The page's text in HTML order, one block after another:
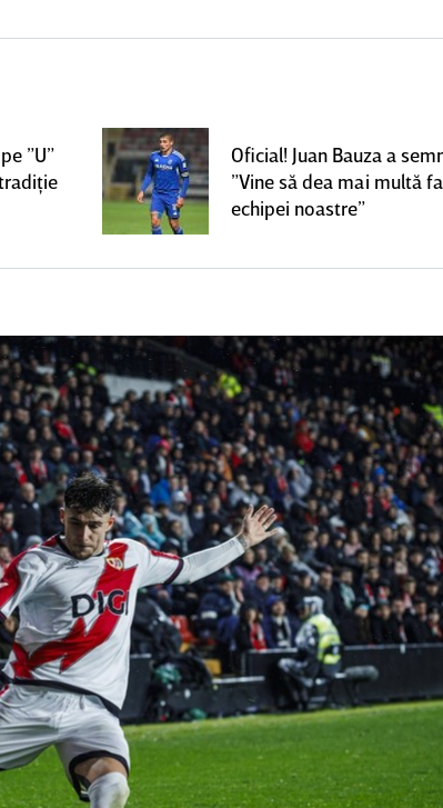
”U”
Oficial! Juan Bauza a
”Vine să dea mai multă
echipei noastre”